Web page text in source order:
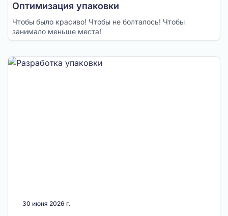
Оптимизация упаковки
Чтобы было красиво! Чтобы не болталось! Чтобы
занимало меньше места!
30 июня 2026 г.